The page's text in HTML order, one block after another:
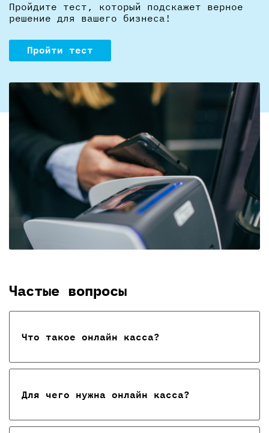
Пройдите тест, который подскажет верное
решение для вашего бизнеса!
Пройти тест
Частые вопросы
Что такое онлайн касса?
Для чего нужна онлайн касса?